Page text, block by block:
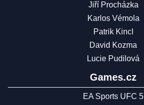
Jiří Procházka
Karlos Vémola
Patrik Kincl
David Kozma
Lucie Pudilová
Games.cz
EA Sports UFC 5